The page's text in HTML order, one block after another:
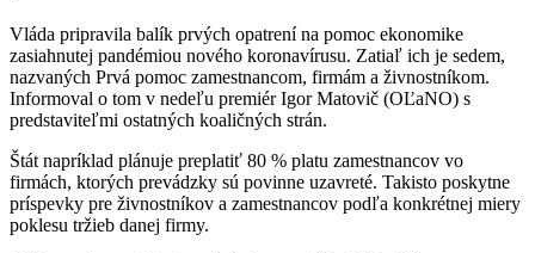
Vláda pripravila balík prvých opatrení na pomoc ekonomike
zasiahnutej pandémiou nového koronavírusu. Zatiaľ ich je sedem,
nazvaných Prvá pomoc zamestnancom, firmám a živnostníkom.
Informoval o tom v nedeľu premiér Igor Matovič (OĽaNO) s
predstaviteľmi ostatných koaličných strán.
Štát napríklad plánuje preplatiť 80 % platu zamestnancov vo
firmách, ktorých prevádzky sú povinne uzavreté. Takisto poskytne
príspevky pre živnostníkov a zamestnancov podľa konkrétnej miery
poklesu tržieb danej firmy.